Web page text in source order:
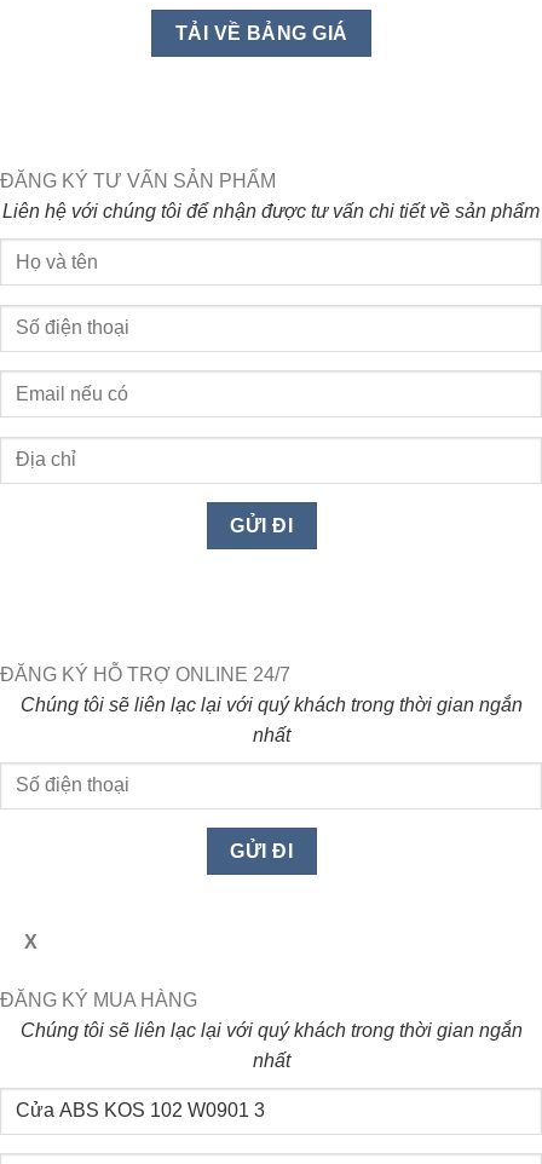
ĐĂNG KÝ TƯ VẤN SẢN PHẨM
Liên hệ với chúng tôi để nhận được tư vấn chi tiết về sản phẩm
ĐĂNG KÝ HỖ TRỢ ONLINE 24/7
Chúng tôi sẽ liên lạc lại với quý khách trong thời gian ngắn
nhất
X
ĐĂNG KÝ MUA HÀNG
Chúng tôi sẽ liên lạc lại với quý khách trong thời gian ngắn
nhất